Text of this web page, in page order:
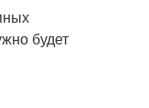
будет